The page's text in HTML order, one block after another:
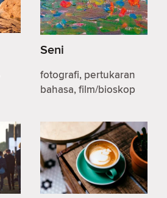
Seni
fotografi, pertukaran
bahasa, film/bioskop